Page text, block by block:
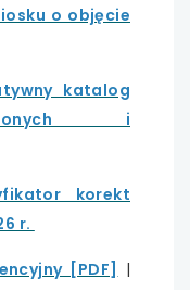
o objęcie
katalog
i
korekt
r.
otwiera
[PDF]
|